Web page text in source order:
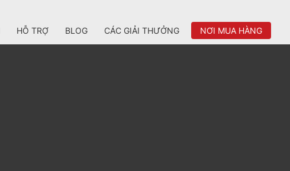
HỖ TRỢ BLOG CÁC GIẢI THƯỞNG NƠI MUA HÀNG